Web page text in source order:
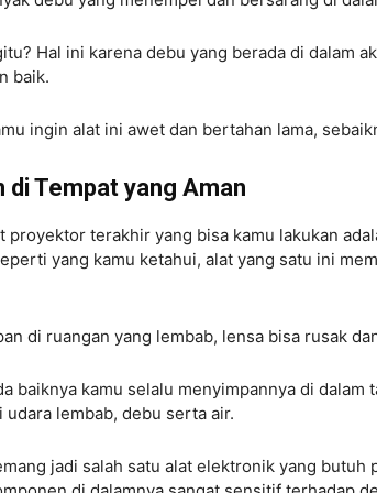
Hal ini karena debu yang berada di dalam
baik.
ingin alat ini awet dan bertahan lama,
di Tempat yang Aman
proyektor terakhir yang bisa kamu lakukan
yang kamu ketahui, alat yang satu ini
di ruangan yang lembab, lensa bisa rusak
baiknya kamu selalu menyimpannya di
lembab, debu serta air.
jadi salah satu alat elektronik yang butuh